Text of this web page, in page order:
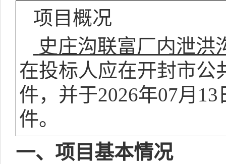
项目概况
史庄沟联富厂内泄洪
在投标人应在开封市公
件，并于2026年07月 13
件。
一、项目基本情况